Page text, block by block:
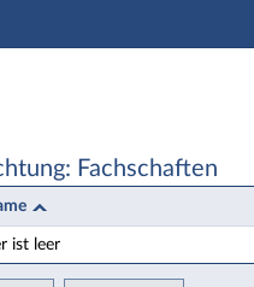
Hauptnavigation
Fachschaften - Dateien
Fachschaften
ist leer